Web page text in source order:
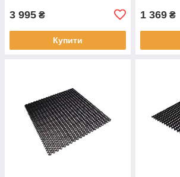
3 995 ₴
Купити
1 369 ₴